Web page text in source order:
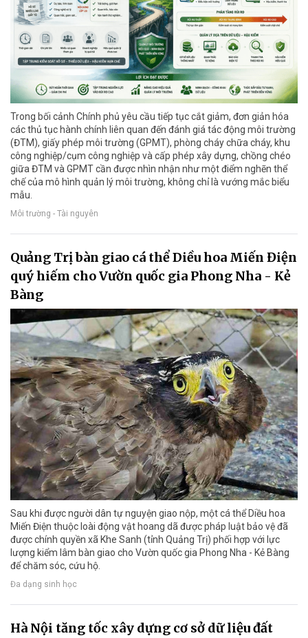
Trong bối cảnh Chính phủ yêu cầu tiếp tục cắt giảm, đơn giản hóa
các thủ tục hành chính liên quan đến đánh giá tác động môi trường
(ĐTM), giấy phép môi trường (GPMT), phòng cháy chữa cháy, khu
công nghiệp/cụm công nghiệp và cấp phép xây dựng, chồng chéo
giữa ĐTM và GPMT cần được nhìn nhận như một điểm nghẽn thể
chế của mô hình quản lý môi trường, không chỉ là vướng mắc biểu
mẫu.
Môi trường - Tài nguyên
Quảng Trị bàn giao cá thể Diều hoa Miến Điện
quý hiếm cho Vườn quốc gia Phong Nha - Kẻ
Bàng
Sau khi được người dân tự nguyện giao nộp, một cá thể Diều hoa
Miến Điện thuộc loài động vật hoang dã được pháp luật bảo vệ đã
được chính quyền xã Khe Sanh (tỉnh Quảng Trị) phối hợp với lực
lượng kiểm lâm bàn giao cho Vườn quốc gia Phong Nha - Kẻ Bàng
để chăm sóc, cứu hộ.
Đa dạng sinh học
Hà Nội tăng tốc xây dựng cơ sở dữ liệu đất